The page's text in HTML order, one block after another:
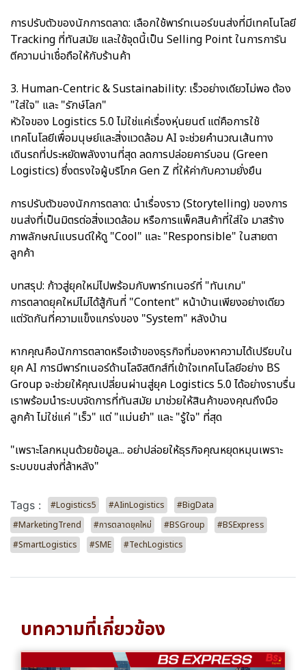
การปรับตัวของนักการตลาด: เลือกใช้พาร์ทเนอร์ขนส่งที่มีเทคโนโลยี
Tracking ที่ทันสมัย และใช้จุดนี้เป็น Selling Point ในการการัน
ตีความน่าเชื่อถือให้กับร้านค้า
3. Human-Centric & Sustainability: เร็วอย่างเดียวไม่พอ ต้อง
"ใส่ใจ" และ "รักษ์โลก"
หัวใจของ Logistics 5.0 ไม่ใช่แค่เรื่องหุ่นยนต์ แต่คือการใช้
เทคโนโลยีเพื่อมนุษย์และสิ่งแวดล้อม AI จะช่วยคำนวณเส้นทาง
เดินรถที่ประหยัดพลังงานที่สุด ลดการปล่อยคาร์บอน (Green
Logistics) ซึ่งตรงใจผู้บริโภค Gen Z ที่ให้ค่ากับความยั่งยืน
การปรับตัวของนักการตลาด: นำเรื่องราว (Storytelling) ของการ
ขนส่งที่เป็นมิตรต่อสิ่งแวดล้อม หรือการแพ็คสินค้าที่ใส่ใจ มาสร้าง
ภาพลักษณ์แบรนด์ให้ดู "Cool" และ "Responsible" ในสายตา
ลูกค้า
บทสรุป: ก้าวสู่ยุคใหม่ไปพร้อมกับพาร์ทเนอร์ที่ "ทันเกม"
การตลาดยุคใหม่ไม่ได้สู้กันที่ "Content" หน้าบ้านเพียงอย่างเดียว
แต่วัดกันที่ความแข็งแกร่งของ "System" หลังบ้าน
หากคุณคือนักการตลาดหรือเจ้าของธุรกิจที่มองหาความได้เปรียบใน
ยุค AI การมีพาร์ทเนอร์ด้านโลจิสติกส์ที่เข้าใจเทคโนโลยีอย่าง BS
Group จะช่วยให้คุณเปลี่ยนผ่านสู่ยุค Logistics 5.0 ได้อย่างราบรื่น
เราพร้อมนำระบบจัดการที่ทันสมัย มาช่วยให้สินค้าของคุณถึงมือ
ลูกค้า ไม่ใช่แค่ "เร็ว" แต่ "แม่นยำ" และ "รู้ใจ" ที่สุด
"เพราะโลกหมุนด้วยข้อมูล... อย่าปล่อยให้ธุรกิจคุณหยุดหมุนเพราะ
ระบบขนส่งที่ล้าหลัง"
Tags : #Logistics5 #AIinLogistics
#BigData
#MarketingTrend
#การตลาดยุคใหม่ #BSGroup
#BSExpress
#SmartLogistics
#SME #TechLogistics
บทความที่เกี่ยวข้อง